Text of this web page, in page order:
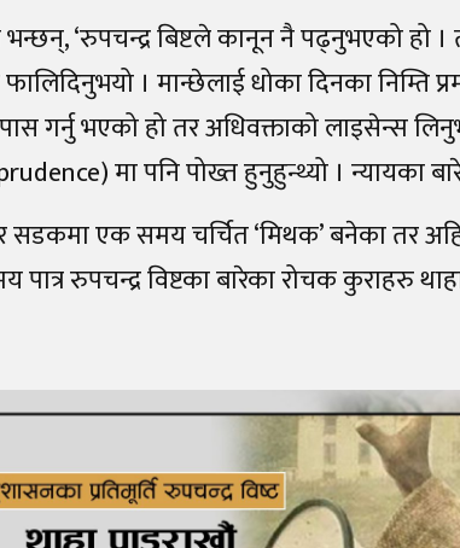
भन्छन्, ‘रुपचन्द्र बिष्टले कानून नै पढ्नुभएको हो
। मान्छेलाई धोका दिनका निम्ति
गर्नु भएको हो तर अधिवक्ताको लाइसेन्स
मा पनि पोख्त हुनुहुन्थ्यो । न्यायका
एक समय चर्चित ‘मिथक’ बनेका तर
पात्र रुपचन्द्र विष्टका बारेका रोचक कुराहरु